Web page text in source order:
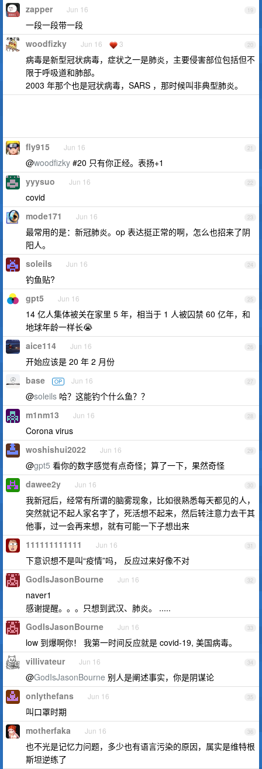
19
zapper Jun 16
一段一段带一段
20
woodfizky Jun 16 3
病毒是新型冠状病毒，症状之一是肺炎，主要侵害部位包括但不
限于呼吸道和肺部。
2003 年那个也是冠状病毒，SARS ，那时候叫非典型肺炎。
21
fly915 Jun 16
@woodfizky #20 只有你正经。表扬+1
22
yyysuo Jun 16
covid
23
mode171 Jun 16
最常用的是：新冠肺炎。op 表达挺正常的啊，怎么也招来了阴
阳人。
24
soleils Jun 16
钓鱼贴?
25
gpt5 Jun 16
14 亿人集体被关在家里 5 年，相当于 1 人被囚禁 60 亿年，和
地球年龄一样长😭
26
aice114 Jun 16
开始应该是 20 年 2 月份
27
base OP Jun 16
@soleils 哈？这能钓个什么鱼？？
28
m1nm13 Jun 16
Corona virus
29
woshishui2022 Jun 16
@gpt5 看你的数字感觉有点奇怪；算了一下，果然奇怪
30
dawee2y Jun 16
我新冠后，经常有所谓的脑雾现象，比如很熟悉每天都见的人，
突然就记不起人家名字了，死活想不起来，然后转注意力去干其
他事，过一会再来想，就有可能一下子想出来
31
111111111111 Jun 16
下意识想不是叫“疫情”吗， 反应过来好像不对
32
GodIsJasonBourne Jun 16
naver1
感谢提醒。。。只想到武汉、肺炎。 .....
33
GodIsJasonBourne Jun 16
low 到爆啊你！ 我第一时间反应就是 covid-19, 美国病毒。
34
villivateur Jun 16
@GodIsJasonBourne 别人是阐述事实，你是阴谋论
35
onlythefans Jun 16
叫口罩时期
36
motherfaka Jun 16
也不光是记忆力问题，多少也有语言污染的原因，属实是维特根
斯坦逆练了